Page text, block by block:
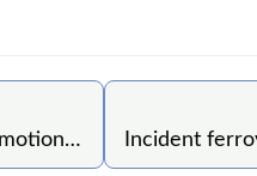
Bourse YAM’NA Eramet Comilog : la promotion 2025 place l’éducation au cœur du développement durable